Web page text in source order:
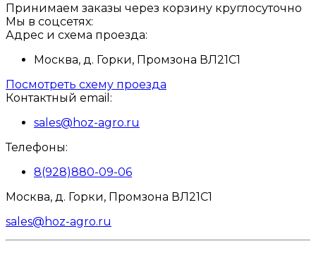
Принимаем заказы через корзину круглосуточно
Мы в соцсетях:
Адрес и схема проезда:
Москва, д. Горки, Промзона ВЛ21С1
Посмотреть схему проезда
Контактный email:
sales@hoz-agro.ru
Телефоны:
8(928)880-09-06
Москва, д. Горки, Промзона ВЛ21С1
sales@hoz-agro.ru